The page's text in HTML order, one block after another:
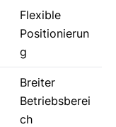
Flexible
Positionierun
g
Breiter
Betriebsberei
ch